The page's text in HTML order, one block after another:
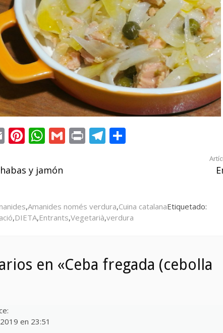
EmailPinterest
WhatsApp
GmailPrintTelegram
y jamón
,Amanides només verdura,Cuina catalanaEtiquetado:
,DIETA,Entrants,Vegetarià,verdura
en «Ceba fregada (cebolla
en 23:51